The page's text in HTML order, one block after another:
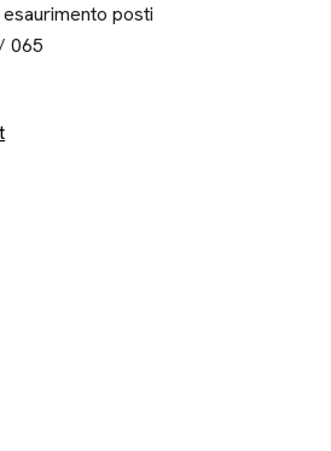
posti
065